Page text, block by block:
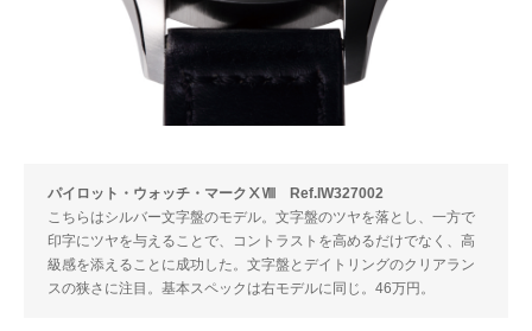
パイロット・ウォッチ・マークⅩⅧ Ref.IW327002
こちらはシルバー文字盤のモデル。文字盤のツヤを落とし、一方で
印字にツヤを与えることで、コントラストを高めるだけでなく、高
級感を添えることに成功した。文字盤とデイトリングのクリアラン
スの狭さに注目。基本スペックは右モデルに同じ。46万円。